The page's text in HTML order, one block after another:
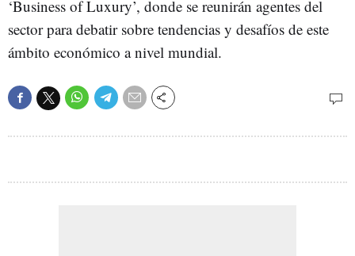
‘Business of Luxury’, donde se reunirán agentes del
sector para debatir sobre tendencias y desafíos de este
ámbito económico a nivel mundial.